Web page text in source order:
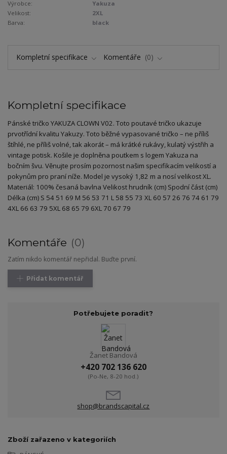
Výrobce:
Yakuza
Velikost:
2XL
Barva:
black
Kompletní specifikace Komentáře 0
Kompletní specifikace
Pánské tričko YAKUZA CLOWN V02. Toto poutavé tričko ukazuje
prvotřídní kvalitu Yakuzy. Toto běžné vypasované tričko – ne příliš
štíhlé, ne příliš volné, tak akorát – má krátké rukávy, kulatý výstřih a
vintage potisk. Košile je doplněna poutkem s logem Yakuza na
bočním švu. Věnujte prosím pozornost našim specifikacím velikostí a
pokynům pro praní níže. Model je vysoký 1,82 m a nosí velikost XL.
Materiál: 100% česaná bavlna Velikost hrudník (cm) Spodní část (cm)
Délka (cm) S 54 51 69 M 56 53 71 L 58 55 73 XL 60 57 26 76 74 61 79
4XL 66 63 79 5XL 68 65 79 6XL 70 67 79
Komentáře 0
Zatím nikdo komentář nepřidal. Buďte první.
Přidat komentář
Potřebujete poradit?
Žanet Bandová
+420 702 136 620
(Po-Ne, 8-20 hod.)
shop@brandscapital.cz
Zboží zařazeno v kategoriích